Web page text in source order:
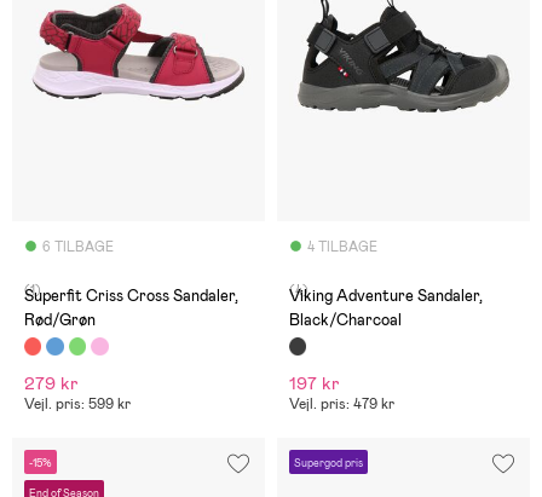
6 TILBAGE
(1)
Superfit Criss Cross Sandaler,
Rød/Grøn
279 kr
Vejl. pris: 599 kr
4 TILBAGE
(4)
Viking Adventure Sandaler,
Black/Charcoal
197 kr
Vejl. pris: 479 kr
-15%
End of Season
Supergod pris